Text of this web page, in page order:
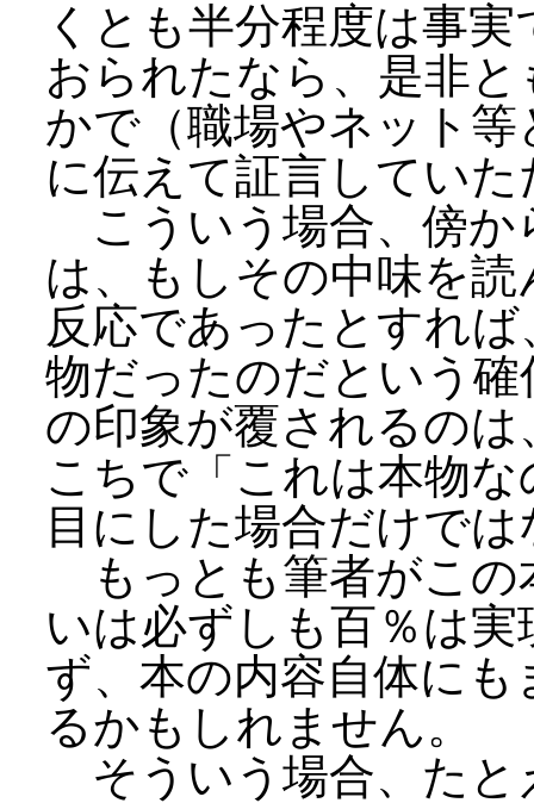
くとも半分程度は事
おられたなら、是非
かで（職場やネット
に伝えて証言してい
こういう場合、傍か
は、もしその中味を
反応であったとすれ
物だったのだという
の印象が覆されるの
こちで「これは本物
目にした場合だけで
もっとも筆者がこの
いは必ずしも百％は
ず、本の内容自体に
るかもしれません。
そういう場合、たと